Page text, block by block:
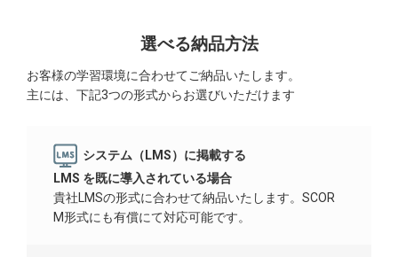
選べる納品方法
お客様の学習環境に合わせてご納品いたします。
主には、下記3つの形式からお選びいただけます
システム（LMS）に掲載する
LMS を既に導入されている場合
貴社LMSの形式に合わせて納品いたします。SCOR
M形式にも有償にて対応可能です。